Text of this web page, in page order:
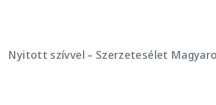
Nyitott szívvel – Szerzetesélet